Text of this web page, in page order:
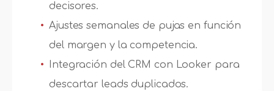
decisores.
Ajustes semanales de pujas en función
del margen y la competencia.
Integración del CRM con Looker para
descartar leads duplicados.